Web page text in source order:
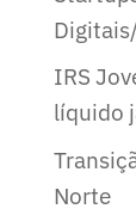
IRS
líquido
Norte